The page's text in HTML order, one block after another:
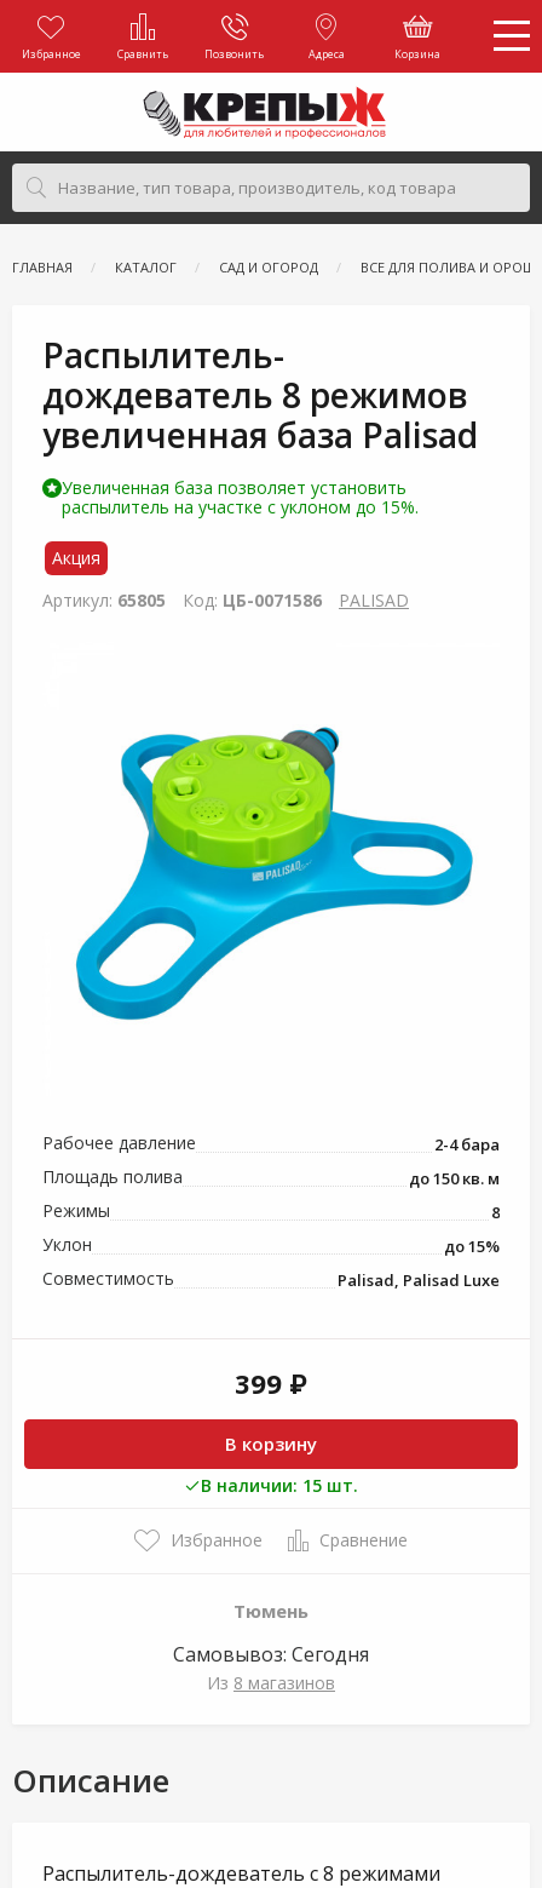
Избранное Сравнить Позвонить Адреса Корзина
ГЛАВНАЯ КАТАЛОГ САД И ОГОРОД ВСЕ ДЛЯ ПОЛИВА И
Распылитель-
дождеватель 8 режимов
увеличенная база Palisad
Увеличенная база позволяет установить
распылитель на участке с уклоном до 15%.
Акция
Артикул: 65805 Код: ЦБ-0071586 PALISAD
Рабочее давление 2-4 бара
Площадь полива до 150 кв. м
Режимы 8
Уклон до 15%
Совместимость Palisad, Palisad Luxe
399 ₽
В корзину
В наличии: 15 шт.
Избранное Сравнение
Тюмень
Самовывоз: Сегодня
Из 8 магазинов
Описание
Распылитель-дождеватель с 8 режимами